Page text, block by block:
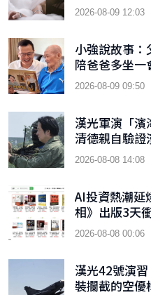
2026-08-09 12:03
小強說故事：
陪爸爸多坐一
2026-08-09 09:50
漢光軍演「
清德親自驗證
2026-08-08 14:08
AI投資熱潮延
相》出版3天
9
2026-08-08 00:06
漢光42號演
裝攔截的空優